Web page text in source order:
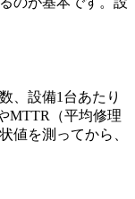
、設備1台あたり
MTTR（平均修理
値を測ってから、